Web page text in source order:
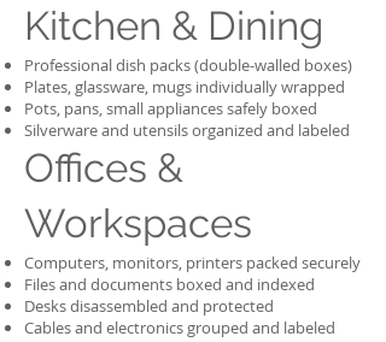
Kitchen & Dining
Professional dish packs (double-walled boxes)
Plates, glassware, mugs individually wrapped
Pots, pans, small appliances safely boxed
Silverware and utensils organized and labeled
Offices &
Workspaces
Computers, monitors, printers packed securely
Files and documents boxed and indexed
Desks disassembled and protected
Cables and electronics grouped and labeled